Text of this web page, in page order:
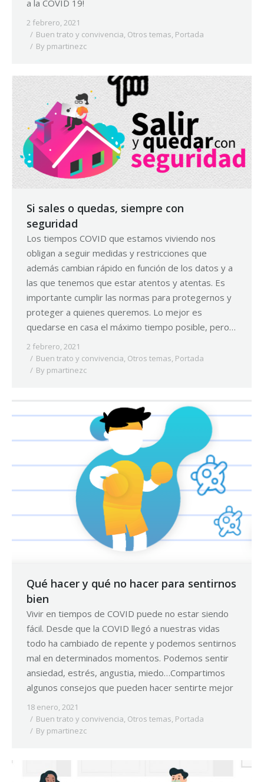
a la COVID 19!
2 febrero, 2021
Buen trato y convivencia, Otros temas, Portada
By pmartinezc
Si sales o quedas, siempre con
seguridad
Los tiempos COVID que estamos viviendo nos
obligan a seguir medidas y restricciones que
además cambian rápido en función de los datos y a
las que tenemos que estar atentos y atentas. Es
importante cumplir las normas para protegernos y
proteger a quienes queremos. Lo mejor es
quedarse en casa el máximo tiempo posible, pero…
2 febrero, 2021
Buen trato y convivencia, Otros temas, Portada
By pmartinezc
Qué hacer y qué no hacer para sentirnos
bien
Vivir en tiempos de COVID puede no estar siendo
fácil. Desde que la COVID llegó a nuestras vidas
todo ha cambiado de repente y podemos sentirnos
mal en determinados momentos. Podemos sentir
ansiedad, estrés, angustia, miedo…Compartimos
algunos consejos que pueden hacer sentirte mejor
18 enero, 2021
Buen trato y convivencia, Otros temas, Portada
By pmartinezc